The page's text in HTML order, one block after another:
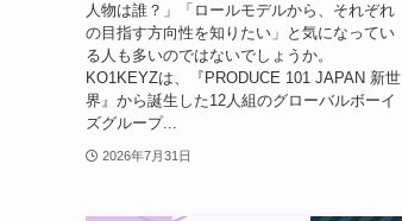
人物は誰？」「ロールモデルから、それぞれ
の目指す方向性を知りたい」と気になってい
る人も多いのではないでしょうか。
KO1KEYZは、『PRODUCE 101 JAPAN 新世
界』から誕生した12人組のグローバルボーイ
ズグループ...
2026年7月31日